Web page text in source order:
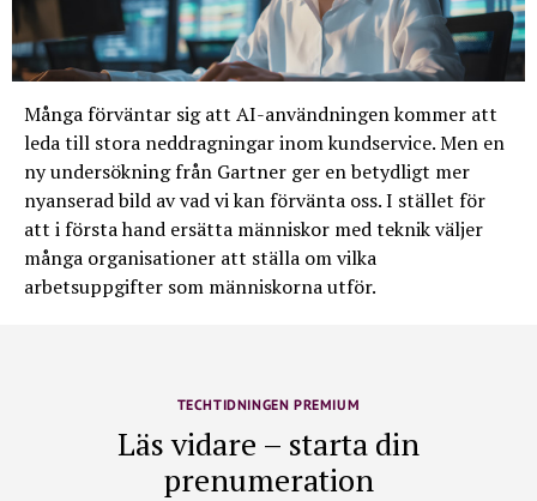
Många förväntar sig att AI-användningen kommer att
leda till stora neddragningar inom kundservice. Men en
ny undersökning från Gartner ger en betydligt mer
nyanserad bild av vad vi kan förvänta oss. I stället för
att i första hand ersätta människor med teknik väljer
många organisationer att ställa om vilka
arbetsuppgifter som människorna utför.
TECHTIDNINGEN PREMIUM
Läs vidare – starta din
prenumeration